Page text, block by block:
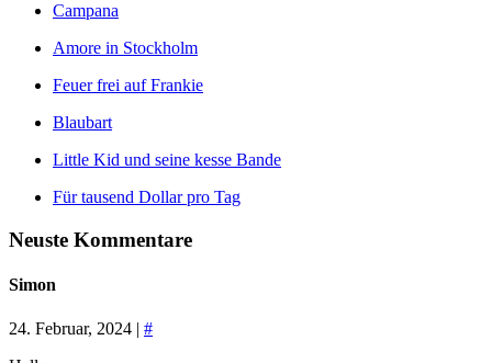
Campana
Amore in Stockholm
Feuer frei auf Frankie
Blaubart
Little Kid und seine kesse Bande
Für tausend Dollar pro Tag
Neuste Kommentare
Simon
24. Februar, 2024 | #